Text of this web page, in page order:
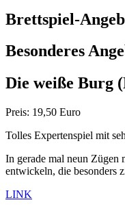
Brettspiel-
Besonderes
Die weiße Burg
Preis: 19,50 Euro
Tolles Expertenspiel mit
In gerade mal neun Zügen
entwickeln, die besonders
LINK